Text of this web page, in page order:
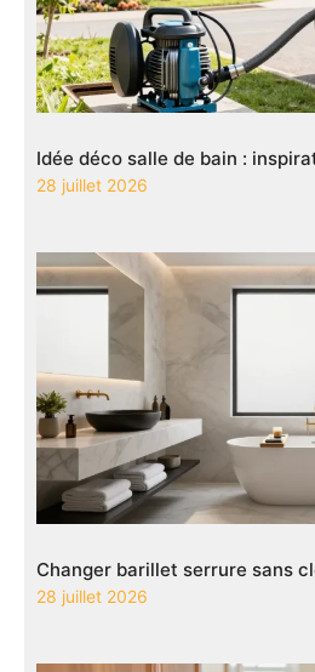
Idée déco salle de bain :
28 juillet 2026
Changer barillet serrure sans
28 juillet 2026